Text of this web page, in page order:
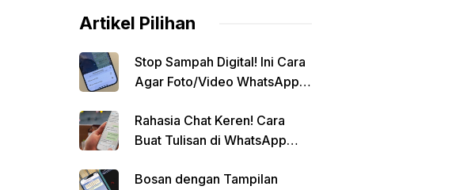
Artikel Pilihan
Stop Sampah Digital! Ini Cara
Agar Foto/Video WhatsApp
Otomatis
Rahasia Chat Keren! Cara
Buat Tulisan di WhatsApp
Bosan dengan Tampilan